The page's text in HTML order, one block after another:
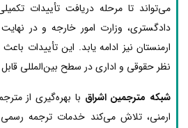
می‌تواند تا مرحله دریافت تأییدات
دادگستری، وزارت امور خارجه و در
ارمنستان نیز ادامه یابد. این تأییدات
نظر حقوقی و اداری در سطح بین‌المللی
شبکه مترجمین اشراق با بهره‌گیری از
ارمنی، تلاش می‌کند خدمات ترجمه رسمی